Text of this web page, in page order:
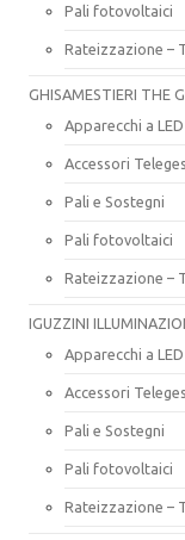
Pali fotovoltaici
Rateizzazione –
GHISAMESTIERI THE
Apparecchi a LED
Accessori
Pali e Sostegni
Pali fotovoltaici
Rateizzazione –
IGUZZINI
Apparecchi a LED
Accessori
Pali e Sostegni
Pali fotovoltaici
Rateizzazione –